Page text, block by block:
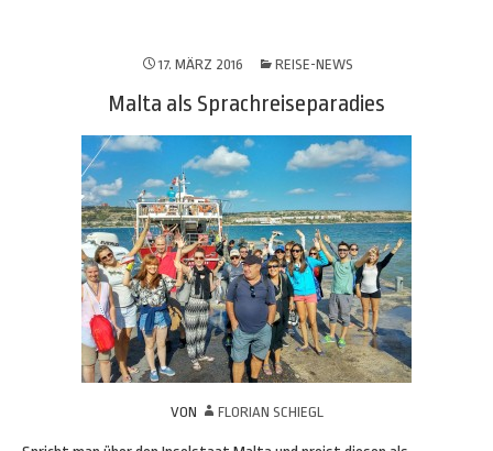
17. MÄRZ 2016 REISE-NEWS
Malta als Sprachreiseparadies
VON FLORIAN SCHIEGL